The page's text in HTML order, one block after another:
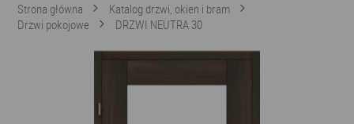
Strona główna
Katalog drzwi, okien i bram
Drzwi pokojowe
DRZWI NEUTRA 30